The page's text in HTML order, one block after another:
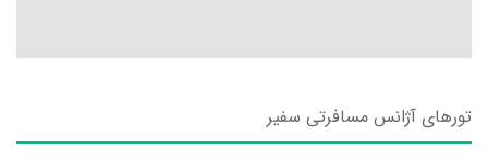
تورهای آژانس مسافرتی سفير